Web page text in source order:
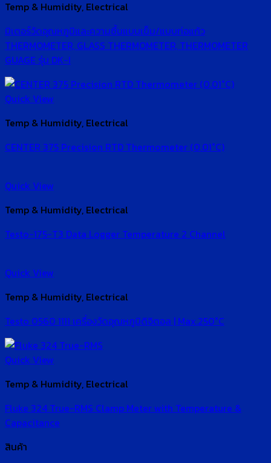
Temp & Humidity, Electrical
มิเตอร์วัดอุณหภูมิและความชื้นแบบเข็ม/แบบท่อแก้ว
THERMOMETER, GLASS THERMOMETER, THERMOMETER
GUAGE รุ่น DK-I
Quick View
Temp & Humidity, Electrical
CENTER 375 Precision RTD Thermometer (0.01°C)
Quick View
Temp & Humidity, Electrical
Testo-175-T3 Data Logger Temperature 2 Channel
Quick View
Temp & Humidity, Electrical
Testo 0560 1111 เครื่องวัดอุณหภูมิดิจิตอล | Max.250°C
Quick View
Temp & Humidity, Electrical
Fluke 324 True-RMS Clamp Meter with Temperature &
Capacitance
สินค้า